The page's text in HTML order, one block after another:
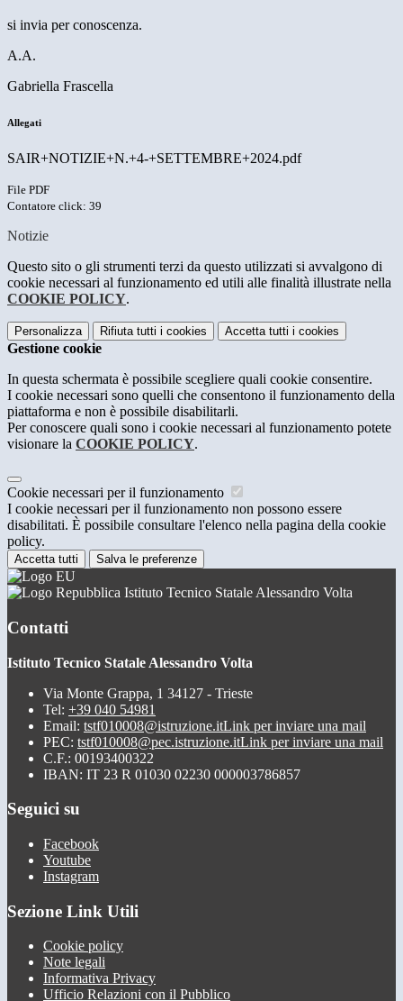
si invia per conoscenza.
A.A.
Gabriella Frascella
Allegati
SAIR+NOTIZIE+N.+4-+SETTEMBRE+2024.pdf
File PDF
Contatore click: 39
Notizie
Questo sito o gli strumenti terzi da questo utilizzati si avvalgono di
cookie necessari al funzionamento ed utili alle finalità illustrate nella
COOKIE POLICY.
Personalizza Rifiuta tutti i cookies Accetta tutti i cookies
Gestione cookie
In questa schermata è possibile scegliere quali cookie consentire.
I cookie necessari sono quelli che consentono il funzionamento della
piattaforma e non è possibile disabilitarli.
Per conoscere quali sono i cookie necessari al funzionamento potete
visionare la COOKIE POLICY.
Cookie necessari per il funzionamento
I cookie necessari per il funzionamento non possono essere
disabilitati. È possibile consultare l'elenco nella pagina della cookie
policy.
Accetta tutti Salva le preferenze
Istituto Tecnico Statale Alessandro Volta
Contatti
Istituto Tecnico Statale Alessandro Volta
Via Monte Grappa, 1 34127 - Trieste
Tel: +39 040 54981
Email: tstf010008@istruzione.itLink per inviare una mail
PEC: tstf010008@pec.istruzione.itLink per inviare una mail
C.F.: 00193400322
IBAN: IT 23 R 01030 02230 000003786857
Seguici su
Facebook
Youtube
Instagram
Sezione Link Utili
Cookie policy
Note legali
Informativa Privacy
Ufficio Relazioni con il Pubblico